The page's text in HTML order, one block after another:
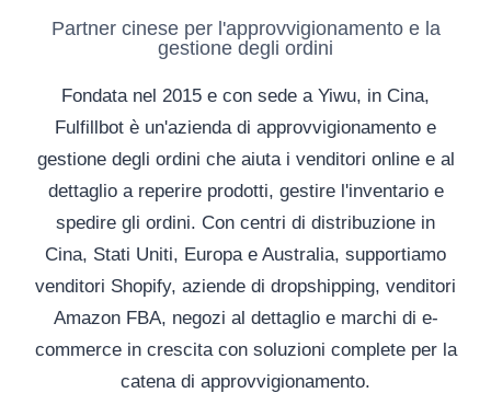
Partner cinese per l'approvvigionamento e la
gestione degli ordini
Fondata nel 2015 e con sede a Yiwu, in Cina,
Fulfillbot è un'azienda di approvvigionamento e
gestione degli ordini che aiuta i venditori online e al
dettaglio a reperire prodotti, gestire l'inventario e
spedire gli ordini. Con centri di distribuzione in
Cina, Stati Uniti, Europa e Australia, supportiamo
venditori Shopify, aziende di dropshipping, venditori
Amazon FBA, negozi al dettaglio e marchi di e-
commerce in crescita con soluzioni complete per la
catena di approvvigionamento.